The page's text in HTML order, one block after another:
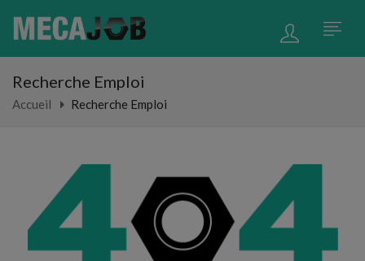
Recherche Emploi
Accueil Recherche Emploi